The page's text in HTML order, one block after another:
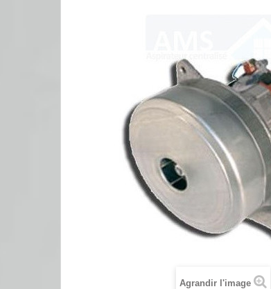
Agrandir l'image